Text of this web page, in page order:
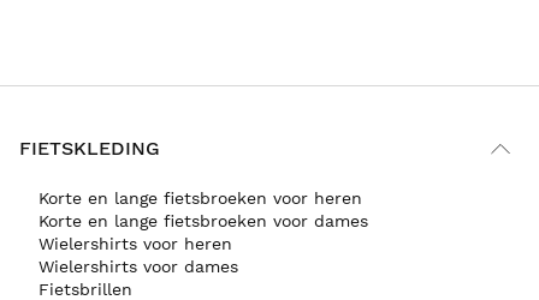
FIETSKLEDING
Korte en lange fietsbroeken voor heren
Korte en lange fietsbroeken voor dames
Wielershirts voor heren
Wielershirts voor dames
Fietsbrillen